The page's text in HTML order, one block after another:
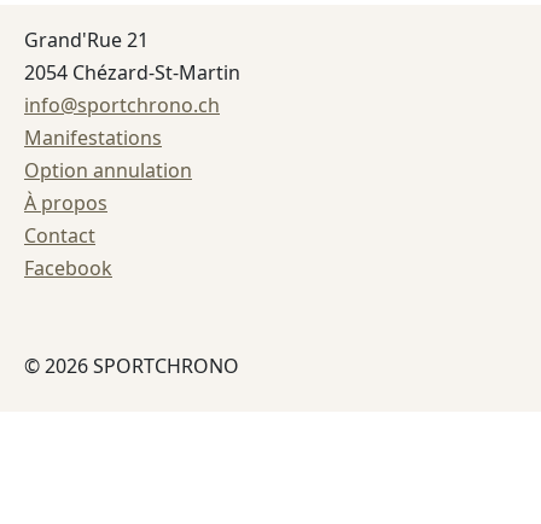
Grand'Rue 21
2054 Chézard-St-Martin
info@sportchrono.ch
Manifestations
Option annulation
À propos
Contact
Facebook
© 2026 SPORTCHRONO